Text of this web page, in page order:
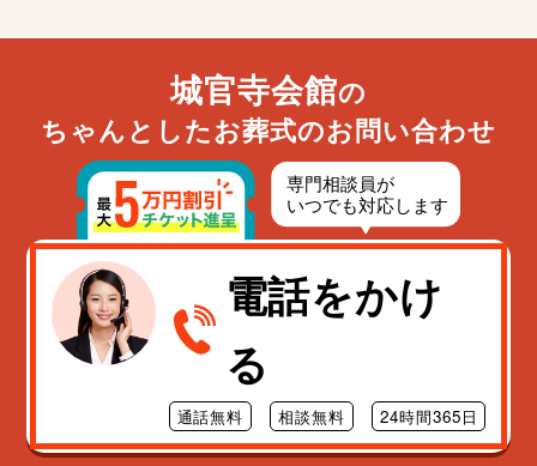
城官寺会館の
ちゃんとしたお葬式のお問い合わせ
電話をかけ
る
通話無料 相談無料 24時間365日